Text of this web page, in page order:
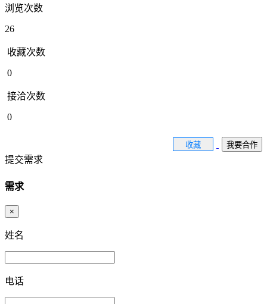
浏览次数
26
收藏次数
0
接洽次数
0
收藏 我要合作
提交需求
需求
×
姓名
电话